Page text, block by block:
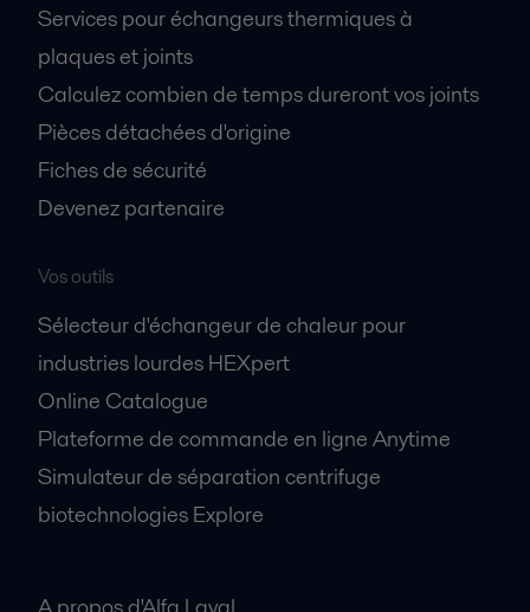
Services pour échangeurs thermiques à
plaques et joints
Calculez combien de temps dureront vos joints
Pièces détachées d'origine
Fiches de sécurité
Devenez partenaire
Vos outils
Sélecteur d'échangeur de chaleur pour
industries lourdes HEXpert
Online Catalogue
Plateforme de commande en ligne Anytime
Simulateur de séparation centrifuge
biotechnologies Explore